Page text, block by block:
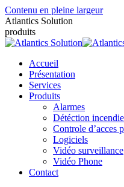
Contenu en pleine largeur
Atlantics Solution
produits
Accueil
Présentation
Services
Produits
Alarmes
Détéction
Controle d’acces
Logiciels
Vidéo surveillance
Vidéo Phone
Contact